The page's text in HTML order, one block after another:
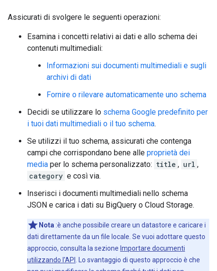
Assicurati di svolgere le seguenti operazioni:
Esamina i concetti relativi ai dati e allo schema dei
contenuti multimediali:
Informazioni sui documenti multimediali e sugli
archivi di dati
Fornire o rilevare automaticamente uno schema
Decidi se utilizzare lo schema Google predefinito per
i tuoi dati multimediali o il tuo schema.
Se utilizzi il tuo schema, assicurati che contenga
campi che corrispondano bene alle proprietà dei
media per lo schema personalizzato: title , url ,
category e così via.
Inserisci i documenti multimediali nello schema
JSON e carica i dati su BigQuery o Cloud Storage.
Nota :è anche possibile creare un datastore e caricare i
dati direttamente da un file locale. Se vuoi adottare questo
approccio, consulta la sezione Importare documenti
utilizzando l'API
. Lo svantaggio di questo approccio è che